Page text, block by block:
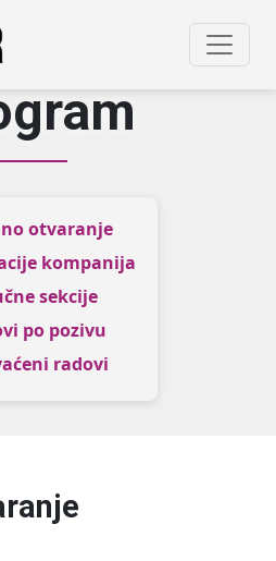
otvaranje
kompanija
sekcije
po pozivu
radovi